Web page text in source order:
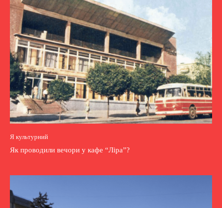
Я культурний
Як проводили вечори у кафе “Ліра”?